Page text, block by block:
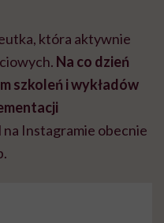
która aktywnie
Na co dzień
szkoleń i wykładów
na Instagramie obecnie